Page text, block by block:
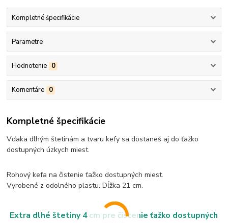
Kompletné špecifikácie
Parametre
Hodnotenie 0
Komentáre 0
Kompletné špecifikácie
Vďaka dlhým štetinám a tvaru kefy sa dostaneš aj do ťažko
dostupných úzkych miest.
Rohový kefa na čistenie ťažko dostupných miest.
Vyrobené z odolného plastu. Dĺžka 21 cm.
Extra dlhé štetiny 4 cm pre čistenie ťažko dostupných